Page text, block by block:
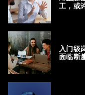
工，或
入门级
面临断